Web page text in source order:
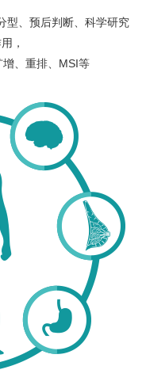
型、预后判断、科学研究
，
、重排、MSI等